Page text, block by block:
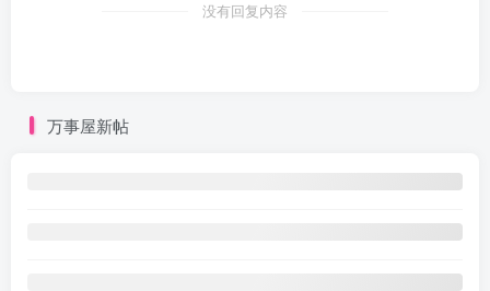
没有回复内容
万事屋新帖